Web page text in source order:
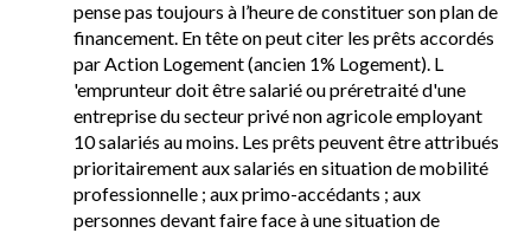
pense pas toujours à l’heure de constituer son plan de
financement. En tête on peut citer les prêts accordés
par Action Logement (ancien 1% Logement). L
'emprunteur doit être salarié ou préretraité d'une
entreprise du secteur privé non agricole employant
10 salariés au moins. Les prêts peuvent être attribués
prioritairement aux salariés en situation de mobilité
professionnelle ; aux primo-accédants ; aux
personnes devant faire face à une situation de